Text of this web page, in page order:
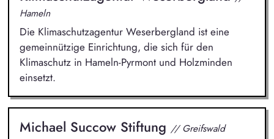
Hameln
Die Klimaschutzagentur Weserbergland ist eine
gemeinnützige Einrichtung, die sich für den
Klimaschutz in Hameln-Pyrmont und Holzminden
einsetzt.
Michael Succow Stiftung // Greifswald